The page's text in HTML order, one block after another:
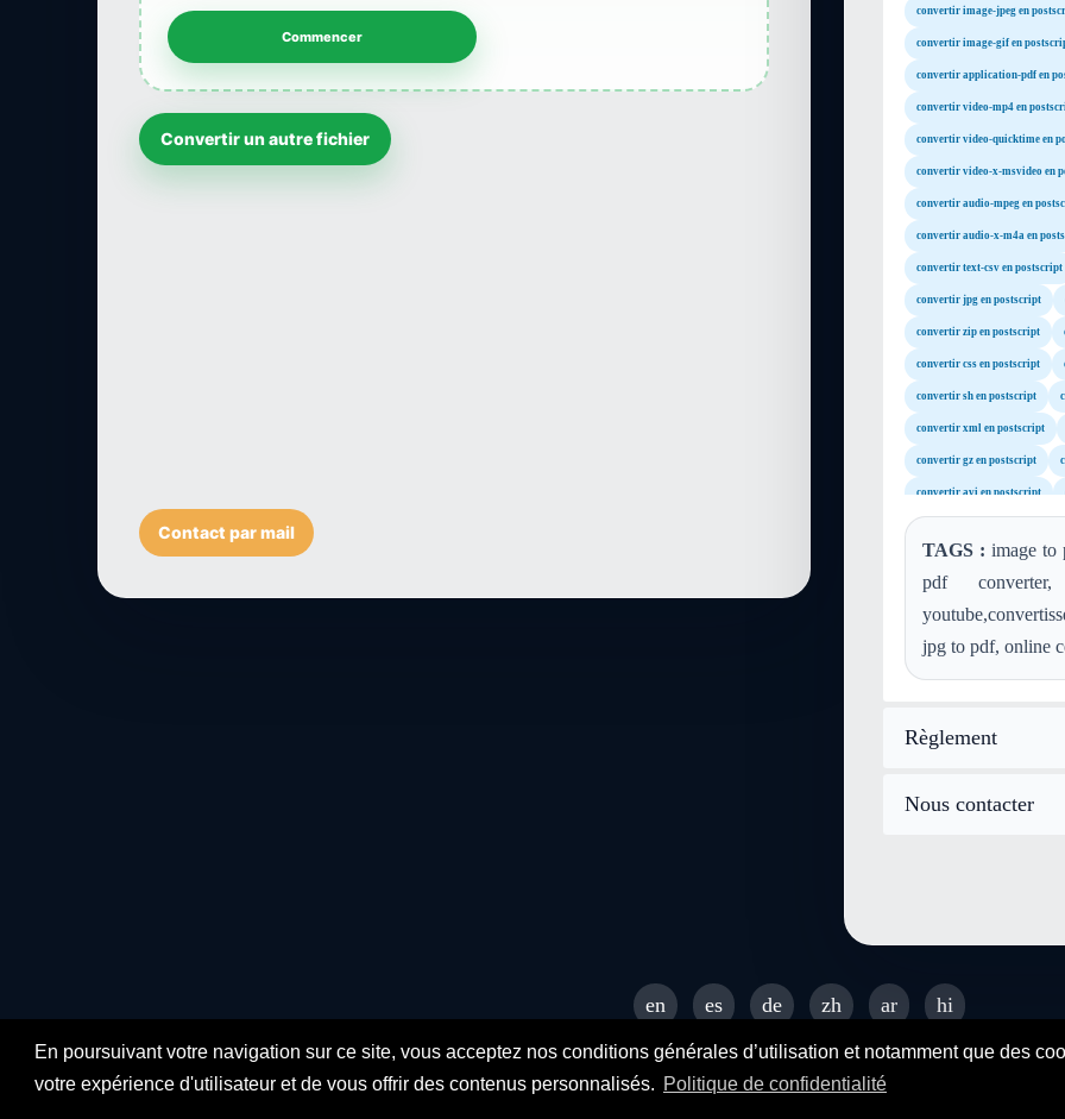
En poursuivant votre navigation sur ce site, vous acceptez nos conditions générales d’utilisation et notamment que des
votre expérience d'utilisateur et de vous offrir des contenus personnalisés. Politique de confidentialité
Convertir un autre fichier
Contact par mail
convertir image-jpeg en
convertir image-gif en
convertir application-pdf en
convertir video-mp4 en
convertir video-quicktime en
convertir video-x-msvideo en
convertir audio-mpeg en
convertir audio-x-m4a en
convertir text-csv en postscript
convertir jpg en postscript
convertir zip en postscript
convertir css en postscript
convertir sh en postscript
convertir xml en postscript
convertir gz en postscript
convertir avi en postscript
convertir wav en postscript
convertir wma en postscript
convertir aac en postscript
convertir webp en postscript
TAGS : image to
pdf
jpg to pdf, online
Règlement
Nous contacter
en es de zh ar
hi
© 2026 SENDEYO - All rights reserved